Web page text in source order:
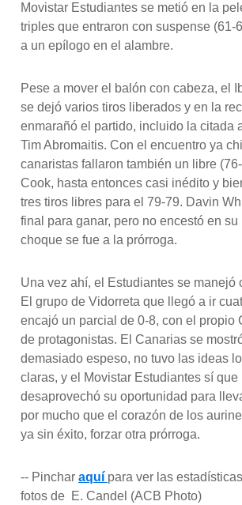
Movistar Estudiantes se metió en la
triples que entraron con suspense (61-
a un epílogo en el alambre.
Pese a mover el balón con cabeza, el
se dejó varios tiros liberados y en la
enmarañó el partido, incluido la citada
Tim Abromaitis. Con el encuentro ya
canaristas fallaron también un libre
Cook, hasta entonces casi inédito y
tres tiros libres para el 79-79. Davin
final para ganar, pero no encestó en su
choque se fue a la prórroga.
Una vez ahí, el Estudiantes se manejó
El grupo de Vidorreta que llegó a ir
encajó un parcial de 0-8, con el propio
de protagonistas. El Canarias se
demasiado espeso, no tuvo las ideas
claras, y el Movistar Estudiantes sí que
desaprovechó su oportunidad para
por mucho que el corazón de los
ya sin éxito, forzar otra prórroga.
-- Pinchar aquí para ver las
fotos de E. Candel (ACB Photo)